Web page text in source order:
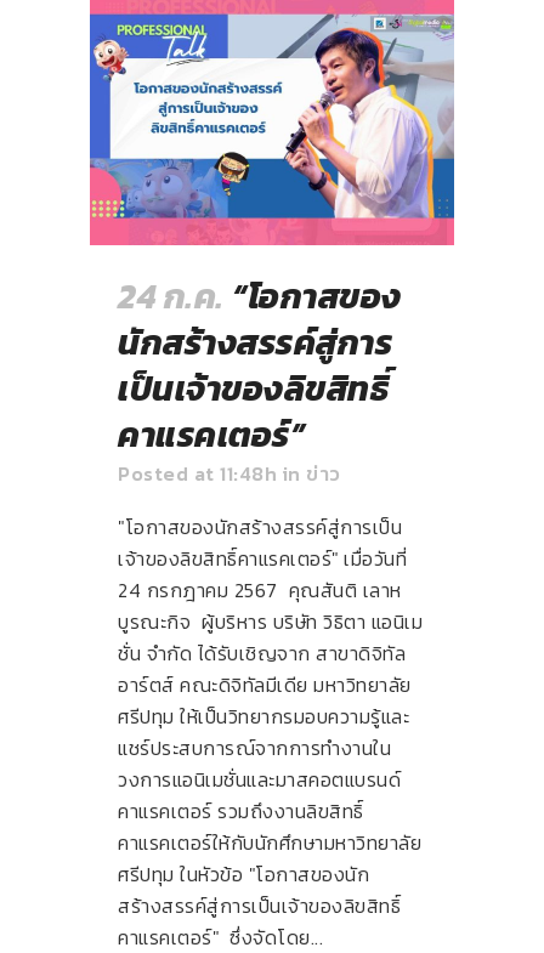
24 ก.ค. “โอกาสของ
นักสร้างสรรค์สู่การ
เป็นเจ้าของลิขสิทธิ์
คาแรคเตอร์”
Posted at 11:48h in ข่าว
"โอกาสของนักสร้างสรรค์สู่การเป็น
เจ้าของลิขสิทธิ์คาแรคเตอร์" เมื่อวันที่
24 กรกฎาคม 2567 คุณสันติ เลาห
บูรณะกิจ ผู้บริหาร บริษัท วิธิตา แอนิเม
ชั่น จำกัด ได้รับเชิญจาก สาขาดิจิทัล
อาร์ตส์ คณะดิจิทัลมีเดีย มหาวิทยาลัย
ศรีปทุม ให้เป็นวิทยากรมอบความรู้และ
แชร์ประสบการณ์จากการทำงานใน
วงการแอนิเมชั่นและมาสคอตแบรนด์
คาแรคเตอร์ รวมถึงงานลิขสิทธิ์
คาแรคเตอร์ให้กับนักศึกษามหาวิทยาลัย
ศรีปทุม ในหัวข้อ "โอกาสของนัก
สร้างสรรค์สู่การเป็นเจ้าของลิขสิทธิ์
คาแรคเตอร์" ซึ่งจัดโดย...